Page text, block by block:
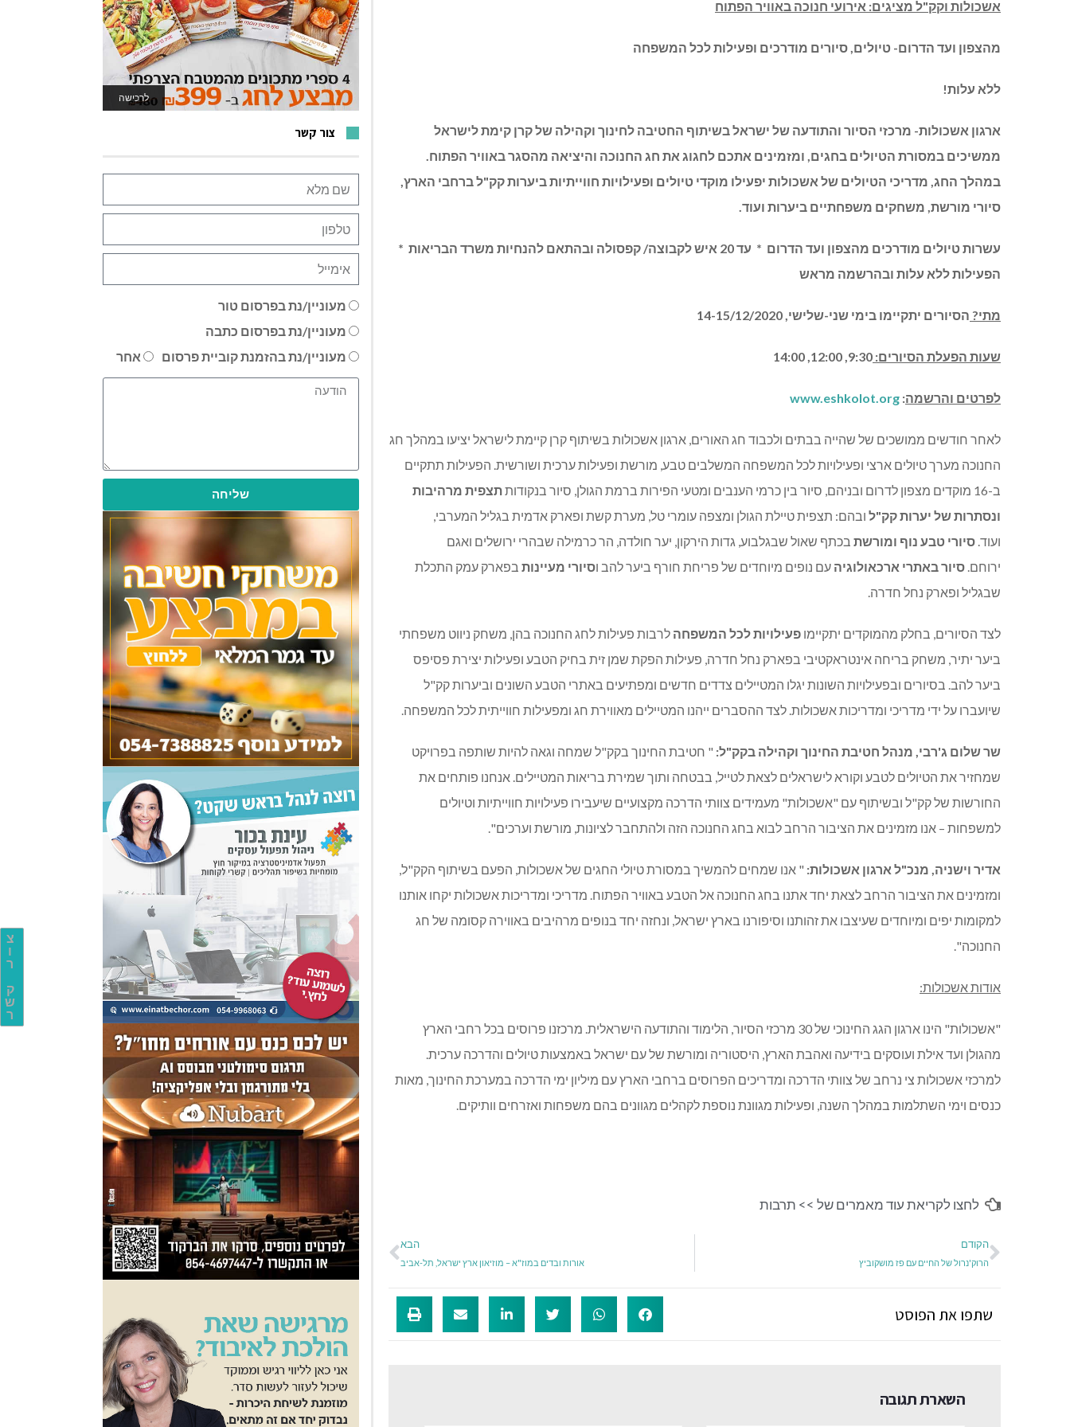
צ
ו
ר
ק
ש
ר
אשכולות וקק"ל מציגים: אירועי חנוכה באוויר הפתוח
מהצפון ועד הדרום- טיולים, סיורים מודרכים ופעילות לכל המשפחה
ללא עלות!
ארגון אשכולות- מרכזי הסיור והתודעה של ישראל בשיתוף החטיבה לחינוך וקהילה של קרן קימת לישראל
ממשיכים במסורת הטיולים בחגים, ומזמינים אתכם לחגוג את חג החנוכה והיציאה מהסגר באוויר הפתוח.
במהלך החג, מדריכי הטיולים של אשכולות יפעילו מוקדי טיולים ופעילויות חווייתיות ביערות קק"ל ברחבי הארץ,
סיורי מורשת, משחקים משפחתיים ביערות ועוד.
עשרות טיולים מודרכים מהצפון ועד הדרום * עד 20 איש לקבוצה/ קפסולה ובהתאם להנחיות משרד הבריאות *
הפעילות ללא עלות ובהרשמה מראש
מתי? הסיורים יתקיימו בימי שני-שלישי, 14-15/12/2020
שעות הפעלת הסיורים: 9:30, 12:00, 14:00
לפרטים והרשמה:
www.eshkolot.org
לאחר חודשים ממושכים של שהייה בבתים ולכבוד חג האורים, ארגון אשכולות בשיתוף קרן קיימת לישראל יציעו במהלך חג
החנוכה מערך טיולים ארצי ופעילויות לכל המשפחה המשלבים טבע, מורשת ופעילות ערכית ושורשית. הפעילות תתקיים
ב-16 מוקדים מצפון לדרום ובניהם, סיור בין כרמי הענבים ומטעי הפירות ברמת הגולן, סיור בנקודות
תצפית מרהיבות
ונסתרות של יערות קק"ל ובהם: תצפית טיילת הגולן ומצפה עומרי טל, מערת קשת ופארק אדמית בגליל המערבי,
ועוד. סיורי טבע נוף ומורשת בכתף שאול שבגלבוע, גדות הירקון, יער חולדה, הר כרמילה שבהרי ירושלים ואגם
ירוחם. סיור באתרי ארכאולוגיה עם נופים מיוחדים של פריחת חורף ביער להב וסיורי מעיינות בפארק עמק התכלת
שבגליל ופארק נחל חדרה.
לצד הסיורים, בחלק מהמוקדים יתקיימו פעילויות לכל המשפחה לרבות פעילות לחג החנוכה בהן, משחק ניווט משפחתי
ביער יתיר, משחק בריחה אינטראקטיבי בפארק נחל חדרה, פעילות הפקת שמן זית בחיק הטבע ופעילות יצירת פסיפס
ביער להב. בסיורים ובפעילויות השונות יגלו המטיילים צדדים חדשים ומפתיעים באתרי הטבע השונים וביערות קק"ל
שיועברו על ידי מדריכי ומדריכות אשכולות. לצד ההסברים ייהנו המטיילים מאווירת חג ומפעילות חווייתית לכל המשפחה.
שר שלום ג'רבי, מנהל חטיבת החינוך וקהילה בקק"ל: " חטיבת החינוך בקק"ל שמחה וגאה להיות שותפה בפרויקט
שמחזיר את הטיולים לטבע וקורא לישראלים לצאת לטייל, בבטחה ותוך שמירת בריאות המטיילים. אנחנו פותחים את
החורשות של קק"ל ובשיתוף עם "אשכולות" מעמידים צוותי הדרכה מקצועיים שיעבירו פעילויות חווייתיות וטיולים
למשפחות – אנו מזמינים את הציבור הרחב לבוא בחג החנוכה הזה ולהתחבר לציונות, מורשת וערכים".
אדיר וישניה, מנכ"ל ארגון אשכולות: " אנו שמחים להמשיך במסורת טיולי החגים של אשכולות, הפעם בשיתוף הקק"ל,
ומזמינים את הציבור הרחב לצאת יחד אתנו בחג החנוכה אל הטבע באוויר הפתוח. מדריכי ומדריכות אשכולות יקחו אותנו
למקומות יפים ומיוחדים שעיצבו את זהותנו וסיפורנו בארץ ישראל, ונחזה יחד בנופים מרהיבים באווירה קסומה של חג
החנוכה".
אודות אשכולות:
"אשכולות" הינו ארגון הגג החינוכי של 30 מרכזי הסיור, הלימוד והתודעה הישראלית. מרכזנו פרוסים בכל רחבי הארץ
מהגולן ועד אילת ועוסקים בידיעה ואהבת הארץ, היסטוריה ומורשת של עם ישראל באמצעות טיולים והדרכה ערכית.
למרכזי אשכולות צי נרחב של צוותי הדרכה ומדריכים הפרוסים ברחבי הארץ עם מיליון ימי הדרכה במערכת החינוך, מאות
כנסים וימי השתלמות במהלך השנה, ופעילות מגוונת נוספת לקהלים מגוונים בהם משפחות ואזרחים וותיקים.
לחצו לקריאת עוד מאמרים של >> תרבות
הקודם
הרוק'נרול של החיים עם פז מושקוביץ
הבא
אורות ובדים במוז"א – מוזיאון ארץ ישראל, תל-אביב
שתפו את הפוסט
השארת תגובה
לרכישה
לאתר המשחקים
צור קשר
מעוניין/נת בפרסום טור
מעוניין/נת בפרסום כתבה
מעוניין/נת בהזמנת קוביית פרסום
אחר
שליחה